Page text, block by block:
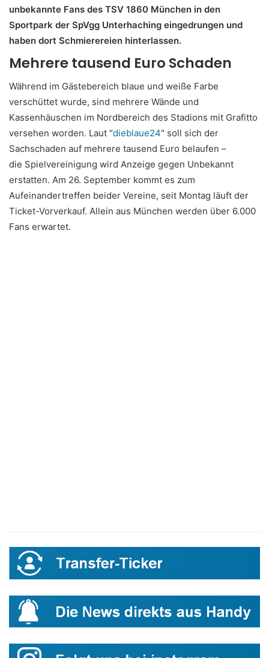
unbekannte Fans des TSV 1860 München in den
Sportpark der SpVgg Unterhaching eingedrungen und
haben dort Schmierereien hinterlassen.
Mehrere tausend Euro Schaden
Während im Gästebereich blaue und weiße Farbe
verschüttet wurde, sind mehrere Wände und
Kassenhäuschen im Nordbereich des Stadions mit Grafitto
versehen worden. Laut "dieblaue24" soll sich der
Sachschaden auf mehrere tausend Euro belaufen –
die Spielvereinigung wird Anzeige gegen Unbekannt
erstatten. Am 26. September kommt es zum
Aufeinandertreffen beider Vereine, seit Montag läuft der
Ticket-Vorverkauf. Allein aus München werden über 6.000
Fans erwartet.